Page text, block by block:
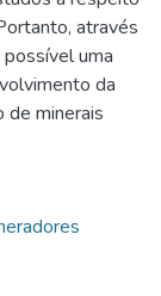
através
uma
da
de minerais